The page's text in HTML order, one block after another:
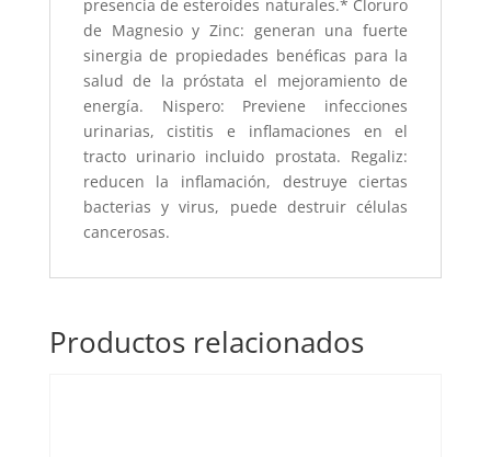
presencia de esteroides naturales.* Cloruro
de Magnesio y Zinc: generan una fuerte
sinergia de propiedades benéficas para la
salud de la próstata el mejoramiento de
energía. Nispero: Previene infecciones
urinarias, cistitis e inflamaciones en el
tracto urinario incluido prostata. Regaliz:
reducen la inflamación, destruye ciertas
bacterias y virus, puede destruir células
cancerosas.
Productos relacionados